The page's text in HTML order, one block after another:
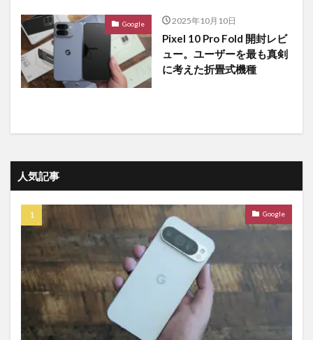
Google 2025年10月10日
Pixel 10 Pro Fold 開封レビ
ュー。ユーザーを最も真剣
に考えた折畳式機種
人気記事
Google